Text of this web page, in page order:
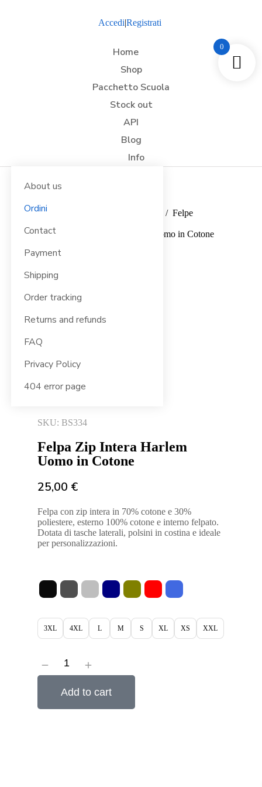
Accedi|Registrati
Home
Shop
Pacchetto Scuola
Stock out
API
Blog
Info
About us
Ordini
Contact
Payment
Shipping
Order tracking
Returns and refunds
FAQ
Privacy Policy
404 error page
Tu sei qui:
Felpe
Felpa Zip Intera Harlem Uomo in Cotone
SKU: BS334
Felpa Zip Intera Harlem
Uomo in Cotone
25,00 €
Felpa con zip intera in 70% cotone e 30%
poliestere, esterno 100% cotone e interno felpato.
Dotata di tasche laterali, polsini in costina e ideale
per personalizzazioni.
3XL 4XL L M S XL XS XXL
Add to cart
0